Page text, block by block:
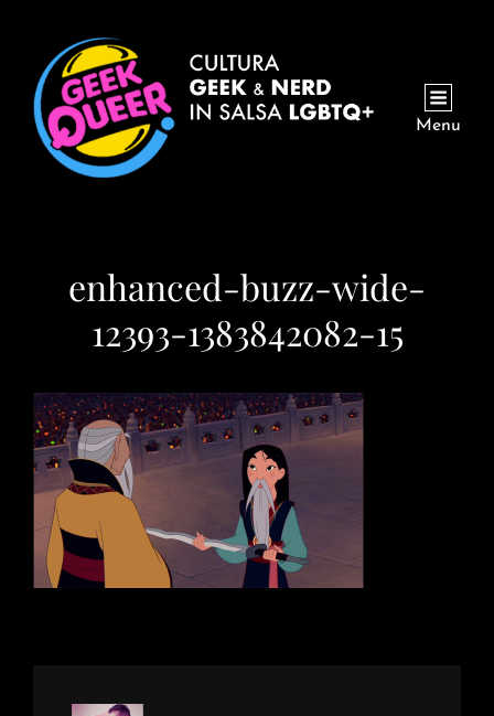
Menu
enhanced-buzz-wide-
12393-1383842082-15